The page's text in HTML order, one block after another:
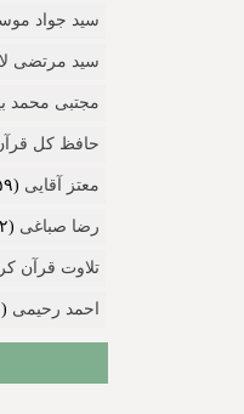
سید جواد
سید مرتضی
مجتبی محمد
حافظ کل
معتز آقایی (۱۵۹)
رضا صباغی (۴۰۲)
تلاوت قرآن
احمد رحیمی (۴۲۰)